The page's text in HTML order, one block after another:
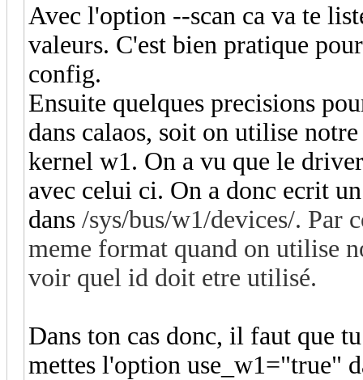
Avec l'option --scan ca va te
valeurs. C'est bien pratique
config.
Ensuite quelques precisions
dans calaos, soit on utilise
kernel w1. On a vu que le
avec celui ci. On a donc ecrit
dans /sys/bus/w1/devices/. Par
meme format quand on utilise
voir quel id doit etre utilisé.
Dans ton cas donc, il faut que
mettes l'option use_w1="true"